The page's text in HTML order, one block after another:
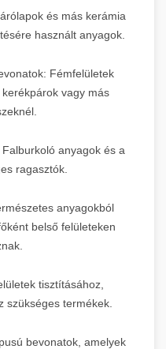
és más kerámia
használt anyagok.
Fémfelületek
vagy más
anyagok és a
ragasztók.
anyagokból
belső felületeken
tisztításához,
szükséges termékek.
bevonatok, amelyek